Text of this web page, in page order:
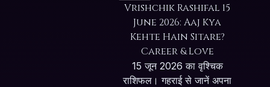
Vrishchik Rashifal 15
June 2026: Aaj Kya
Kehte Hain Sitare?
Career & Love
15 जून 2026 का वृश्चिक
राशिफल। गहराई से जानें अपना